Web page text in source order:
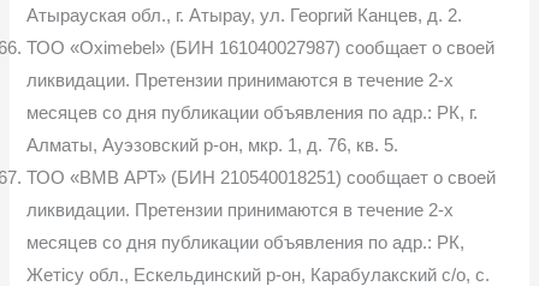
Атырауская обл., г. Атырау, ул. Георгий Канцев, д. 2.
ТОО «Oximebel» (БИН 161040027987) сообщает о своей
ликвидации. Претензии принимаются в течение 2-х
месяцев со дня публикации объявления по адр.: РК, г.
Алматы, Ауэзовский р-он, мкр. 1, д. 76, кв. 5.
ТОО «ВМВ АРТ» (БИН 210540018251) сообщает о своей
ликвидации. Претензии принимаются в течение 2-х
месяцев со дня публикации объявления по адр.: РК,
Жетісу обл., Ескельдинский р-он, Карабулакский с/о, с.